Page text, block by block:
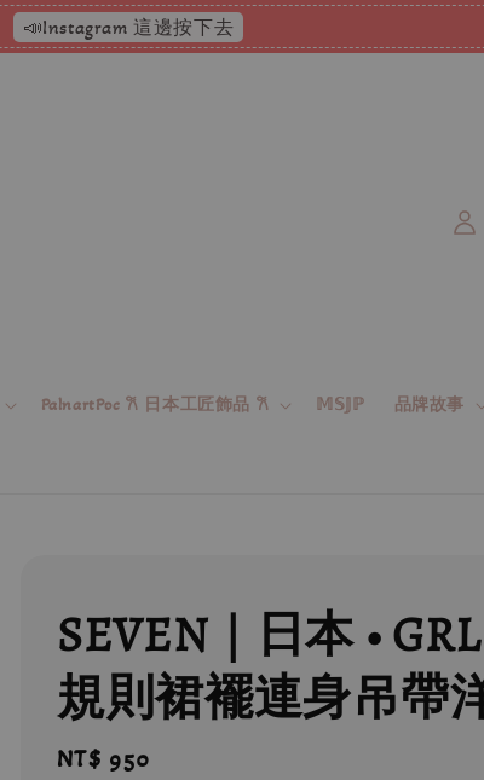
📣Instagram 這邊按下去
PalnartPoc 𐙚 日本工匠飾品 𐙚 𝕄𝕊𝕁ℙ 品牌故事
SEVEN｜日本 •
規則裙襬連身吊帶
Regular
NT$ 950